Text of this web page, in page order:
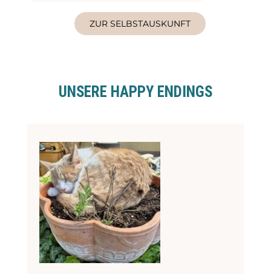
ZUR SELBSTAUSKUNFT
UNSERE HAPPY ENDINGS